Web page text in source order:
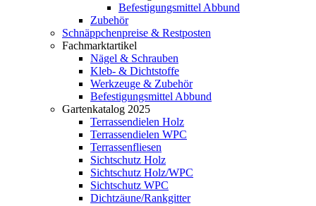
Befestigungsmittel Abbund
Zubehör
Schnäppchenpreise & Restposten
Fachmarktartikel
Nägel & Schrauben
Kleb- & Dichtstoffe
Werkzeuge & Zubehör
Befestigungsmittel Abbund
Gartenkatalog 2025
Terrassendielen Holz
Terrassendielen WPC
Terrassenfliesen
Sichtschutz Holz
Sichtschutz Holz/WPC
Sichtschutz WPC
Dichtzäune/Rankgitter